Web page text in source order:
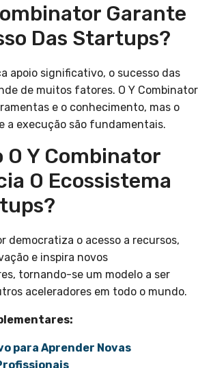
Garante
Das Startups?
apoio significativo, o sucesso das
de muitos fatores. O Y Combinator
e o conhecimento, mas o
a execução são fundamentais.
O Y Combinator
O Ecossistema
democratiza o acesso a recursos,
e inspira novos
tornando-se um modelo a ser
aceleradores em todo o mundo.
para Aprender Novas